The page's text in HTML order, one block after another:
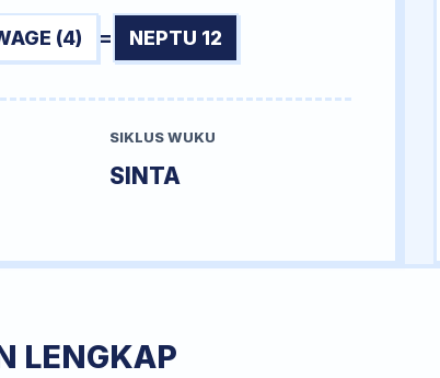
(4) = NEPTU 12
SIKLUS WUKU
SINTA
LENGKAP